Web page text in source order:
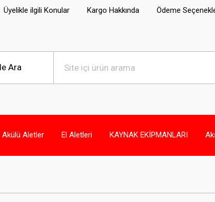
Üyelikle ilgili Konular Kargo Hakkında Ödeme
Akülü Aletler El Aletleri KAYNAK EKİPMANLARI